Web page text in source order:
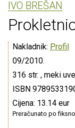
IVO BREŠAN
Nakladnik: Profil
09/2010.
316 str. , meki
ISBN
Cijena: 13.14 eur
Preračunato po